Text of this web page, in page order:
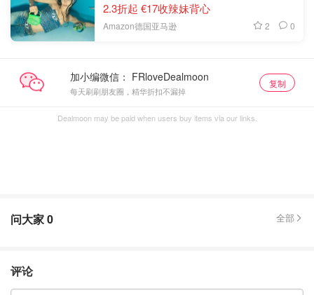
2.3折起 €17收辣妹背心
Amazon德国亚马逊 2 0
加小编微信：
每天刷刷朋友圈，精华折扣不漏掉
复制
Dealmoon may be paid when users buy items via our links.
问大家0 全部
评论